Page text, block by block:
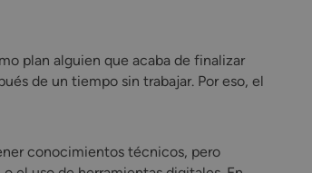
plan alguien que acaba de finalizar
de un tiempo sin trabajar. Por eso, el
conocimientos técnicos, pero